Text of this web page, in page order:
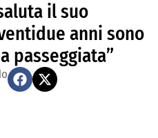
il suo
anni sono
passeggiata”